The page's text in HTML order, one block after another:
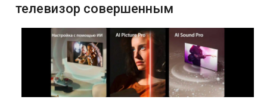
телевизор совершенным